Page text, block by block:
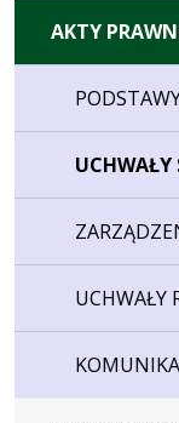
AKTY
UCHWAŁY
UCHWAŁY